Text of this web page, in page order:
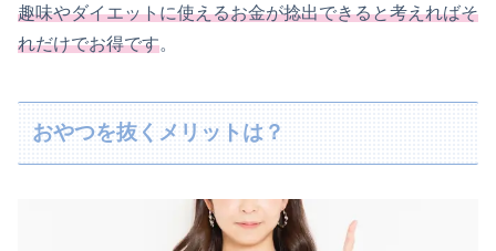
趣味やダイエットに使えるお金が捻出できると考えればそ
れだけでお得です。
おやつを抜くメリットは？